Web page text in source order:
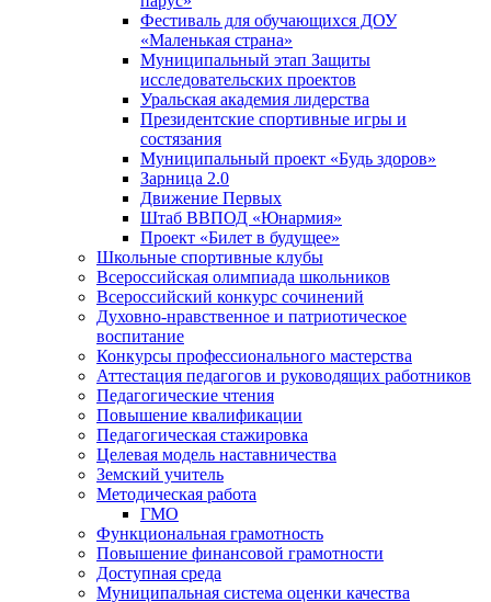
Фестиваль для обучающихся ДОУ
«Маленькая страна»
Муниципальный этап Защиты
исследовательских проектов
Уральская академия лидерства
Президентские спортивные игры и
состязания
Муниципальный проект «Будь здоров»
Зарница 2.0
Движение Первых
Штаб ВВПОД «Юнармия»
Проект «Билет в будущее»
Школьные спортивные клубы
Всероссийская олимпиада школьников
Всероссийский конкурс сочинений
Духовно-нравственное и патриотическое
воспитание
Конкурсы профессионального мастерства
Аттестация педагогов и руководящих работников
Педагогические чтения
Повышение квалификации
Педагогическая стажировка
Целевая модель наставничества
Земский учитель
Методическая работа
ГМО
Функциональная грамотность
Повышение финансовой грамотности
Доступная среда
Муниципальная система оценки качества